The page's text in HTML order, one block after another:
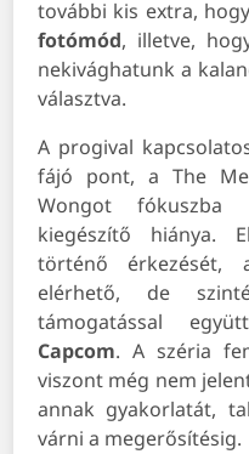
további kis extra,
fotómód, illetve,
nekivághatunk a
választva.
A progival
fájó pont, a The
Wongot fókuszba
kiegészítő hiánya.
történő érkezését,
elérhető, de
támogatással
Capcom. A széria
viszont még nem
annak gyakorlatát,
várni a megerősítésig.